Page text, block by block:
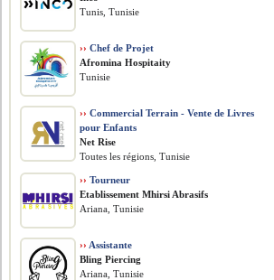
Tunis, Tunisie
›› Chef de Projet
Afromina Hospitaity
Tunisie
›› Commercial Terrain - Vente de Livres
pour Enfants
Net Rise
Toutes les régions, Tunisie
›› Tourneur
Etablissement Mhirsi Abrasifs
Ariana, Tunisie
›› Assistante
Bling Piercing
Ariana, Tunisie